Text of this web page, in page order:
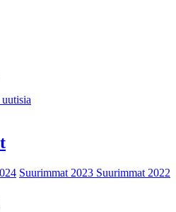
Suurimmat 2023 Suurimmat 2022